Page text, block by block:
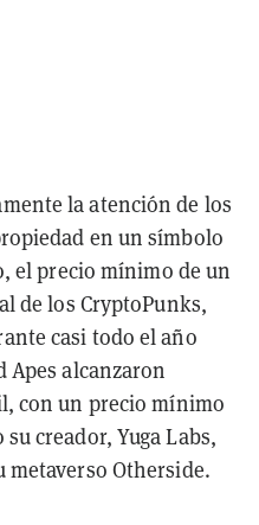
la atención de los
en un símbolo
el precio mínimo de un
de los CryptoPunks,
casi todo el año
Apes alcanzaron
con un precio mínimo
creador, Yuga Labs,
metaverso Otherside.